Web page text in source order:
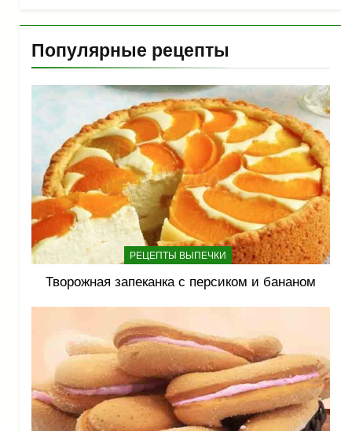
Популярные рецепты
РЕЦЕПТЫ ВЫПЕЧКИ
Творожная запеканка с персиком и бананом